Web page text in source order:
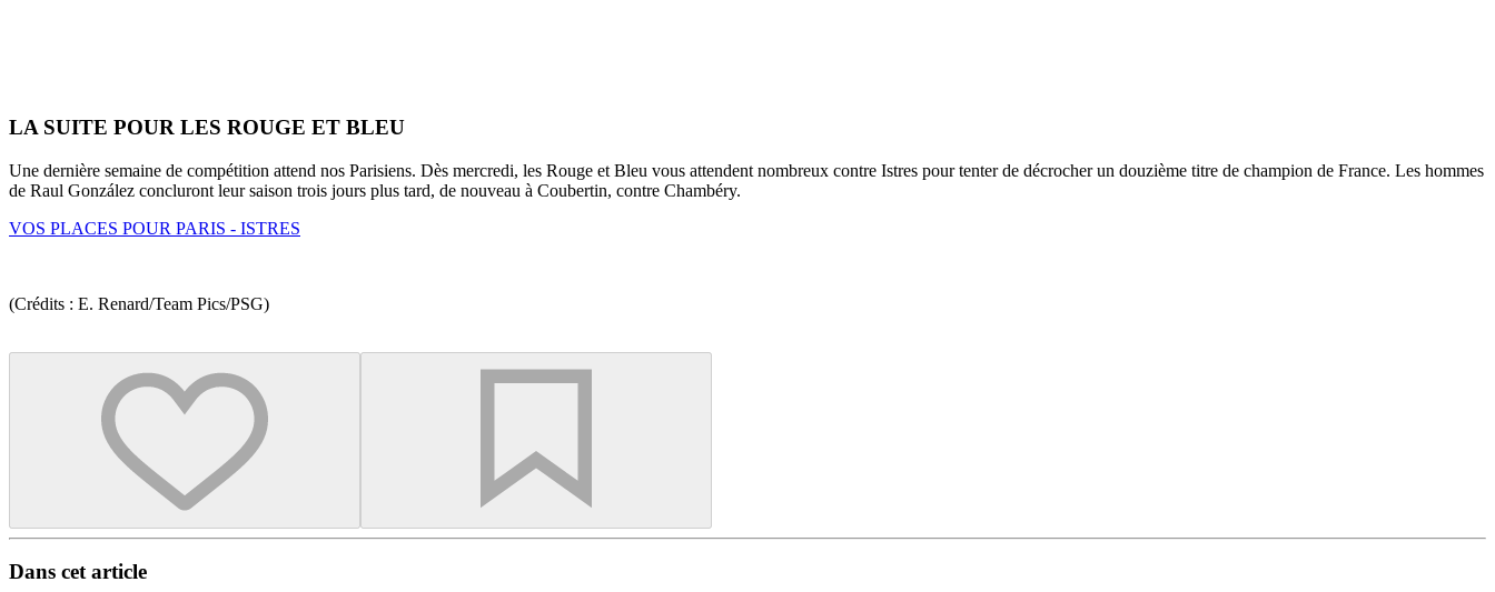
LA SUITE POUR LES ROUGE ET BLEU
Une dernière semaine de compétition attend nos Parisiens. Dès mercredi, les Rouge et Bleu vous attendent nombreux contre Istres pour tenter de décrocher un douzième titre de champion de France. Les hommes
de Raul González concluront leur saison trois jours plus tard, de nouveau à Coubertin, contre Chambéry.
VOS PLACES POUR PARIS - ISTRES
(Crédits : E. Renard/Team Pics/PSG)
Dans cet article